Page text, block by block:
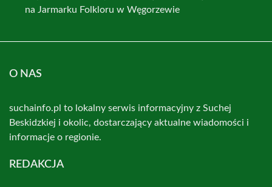
na Jarmarku Folkloru w Węgorzewie
O NAS
suchainfo.pl to lokalny serwis informacyjny z Suchej
Beskidzkiej i okolic, dostarczający aktualne wiadomości i
informacje o regionie.
REDAKCJA